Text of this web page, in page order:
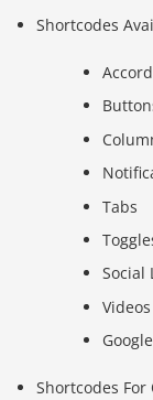
Shortcodes
Tabs
Social
Videos
Shortcodes For